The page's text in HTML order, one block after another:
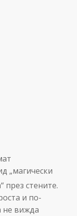
„магически
през стените.
и по-
не вижда